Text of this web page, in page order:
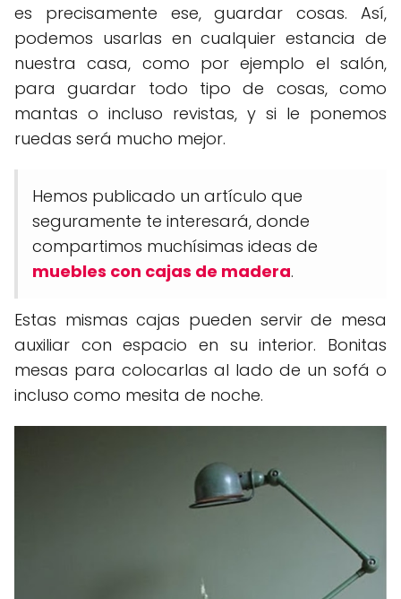
es precisamente ese, guardar cosas. Así,
podemos usarlas en cualquier estancia de
nuestra casa, como por ejemplo el salón,
para guardar todo tipo de cosas, como
mantas o incluso revistas, y si le ponemos
ruedas será mucho mejor.
Hemos publicado un artículo que
seguramente te interesará, donde
compartimos muchísimas ideas de
muebles con cajas de madera.
Estas mismas cajas pueden servir de mesa
auxiliar con espacio en su interior. Bonitas
mesas para colocarlas al lado de un sofá o
incluso como mesita de noche.